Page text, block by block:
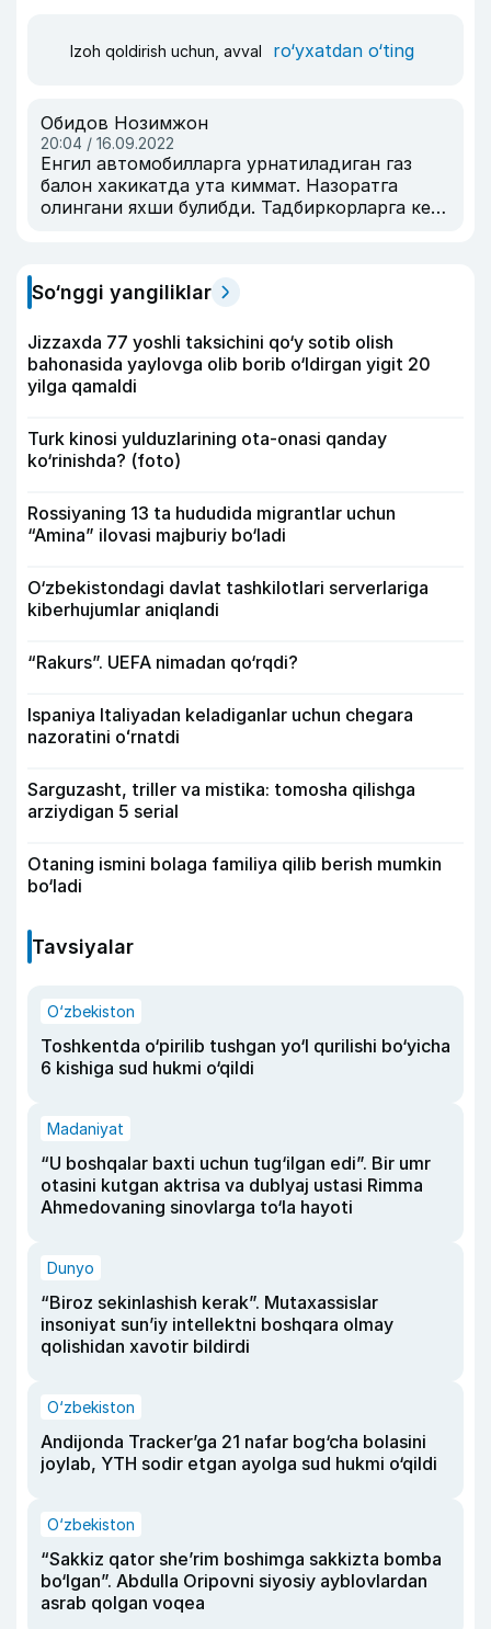
Izoh qoldirish uchun, avval ro‘yxatdan o‘ting
Обидов Нозимжон
20:04 / 16.09.2022
Енгил автомобилларга урнатиладиган газ
балон хакикатда ута киммат. Назоратга
олингани яхши булибди. Тадбиркорларга кенг
керак. Узимизда чикиши албатта яхши лекин
нархга сотмаслик керак. Илгари Хитойдан
олиб кирилган капрон газ балон енгил
хавфсиз лекин темир балондан киммат
нархи ута кимматлашиб кетди. Мен
Россияда 3 ой юриб келдим. Уш жойда айнан
машиналарга урнатилган газ балон хакида
портлаши осон булгани учун енгил
машиналарга урнатишга рухсат йук экан.
яралганми. Капрон балон хавфсиз булгани
учун Россияда рухсат бор буни кайта куриб
чикиш керак деб уйлайман. Хозирда бизда
киммат 500-600 доллор дейишяпти урнатиш.
хам кушни давлатларга караганда ута
киммат буни куриб чикиш керак. Бензин
Растамочкани очмаганга кура шу
муаммаларни халк учун енгиллик килиш
керакми йукми ?
So‘nggi yangiliklar
Jizzaxda 77 yoshli taksichini qo‘y sotib olish
bahonasida yaylovga olib borib o‘ldirgan yigit 20
yilga qamaldi
Turk kinosi yulduzlarining ota-onasi qanday
ko‘rinishda? (foto)
Rossiyaning 13 ta hududida migrantlar uchun
“Amina” ilovasi majburiy bo‘ladi
O‘zbekistondagi davlat tashkilotlari serverlariga
kiberhujumlar aniqlandi
“Rakurs”. UEFA nimadan qo‘rqdi?
Ispaniya Italiyadan keladiganlar uchun chegara
nazoratini oʻrnatdi
Sarguzasht, triller va mistika: tomosha qilishga
arziydigan 5 serial
Otaning ismini bolaga familiya qilib berish mumkin
bo‘ladi
Tavsiyalar
O‘zbekiston
Toshkentda o‘pirilib tushgan yo‘l qurilishi bo‘yicha
6 kishiga sud hukmi o‘qildi
Madaniyat
“U boshqalar baxti uchun tug‘ilgan edi”. Bir umr
otasini kutgan aktrisa va dublyaj ustasi Rimma
Ahmedovaning sinovlarga to‘la hayoti
Dunyo
“Biroz sekinlashish kerak”. Mutaxassislar
insoniyat sun’iy intellektni boshqara olmay
qolishidan xavotir bildirdi
O‘zbekiston
Andijonda Tracker’ga 21 nafar bog‘cha bolasini
joylab, YTH sodir etgan ayolga sud hukmi o‘qildi
O‘zbekiston
“Sakkiz qator she’rim boshimga sakkizta bomba
bo‘lgan”. Abdulla Oripovni siyosiy ayblovlardan
asrab qolgan voqea